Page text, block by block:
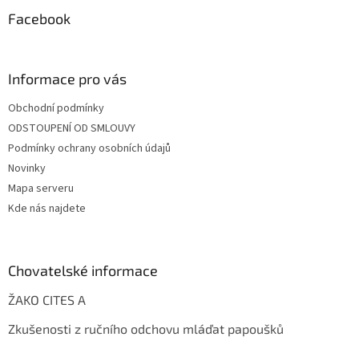
Facebook
Informace pro vás
Obchodní podmínky
ODSTOUPENÍ OD SMLOUVY
Podmínky ochrany osobních údajů
Novinky
Mapa serveru
Kde nás najdete
Chovatelské informace
ŽAKO CITES A
Zkušenosti z ručního odchovu mláďat papoušků